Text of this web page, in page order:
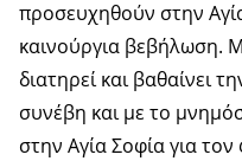
προσευχηθούν στην
καινούργια βεβήλωση.
διατηρεί και βαθαίνει
συνέβη και με το
στην Αγία Σοφία για